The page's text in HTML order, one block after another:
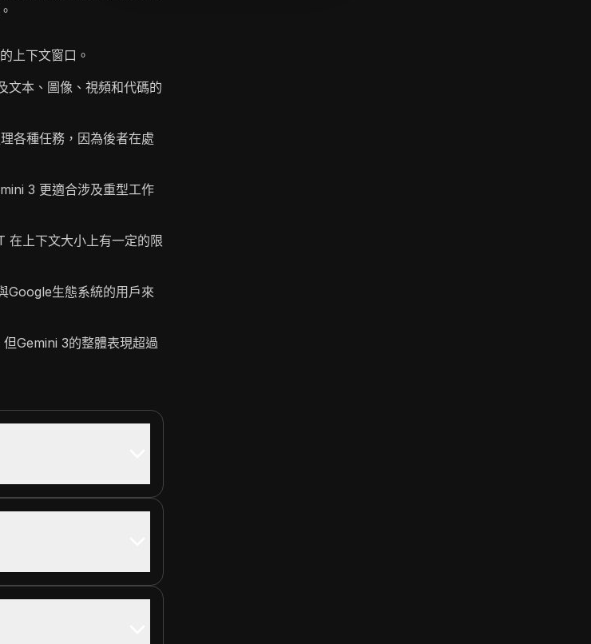
上下文窗口。
文本、圖像、視頻和代碼的
各種任務，因為後者在處
3 更適合涉及重型工作
在上下文大小上有一定的限
Google生態系統的用戶來
Gemini 3的整體表現超過